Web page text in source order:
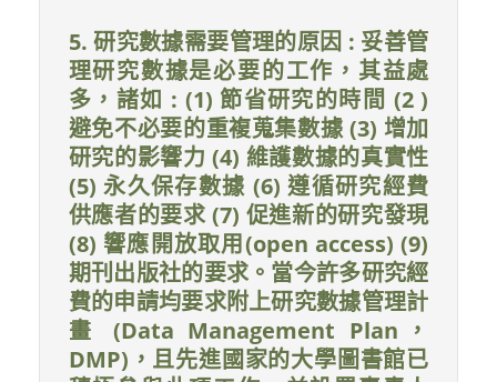
5. 研究數據需要管理的原因 : 妥善管
理研究數據是必要的工作，其益處
多，諸如 : (1) 節省研究的時間 (2 )
避免不必要的重複蒐集數據 (3) 增加
研究的影響力 (4) 維護數據的真實性
(5) 永久保存數據 (6) 遵循研究經費
供應者的要求 (7) 促進新的研究發現
(8) 響應開放取用(open access) (9)
期刊出版社的要求。當今許多研究經
費的申請均要求附上研究數據管理計
畫 (Data Management Plan，
DMP)，且先進國家的大學圖書館已